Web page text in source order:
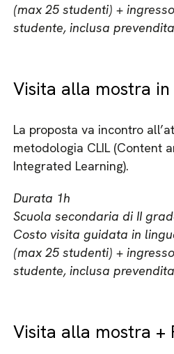
(max 25 studenti) +
studente, inclusa
Visita alla mostra in
La proposta va incontro
metodologia CLIL (Content
Integrated Learning).
Durata 1h
Scuola secondaria di II
Costo visita guidata in
(max 25 studenti) +
studente, inclusa
Visita alla mostra +